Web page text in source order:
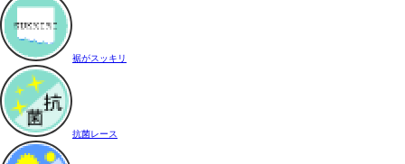
裾がスッキリ
抗菌レース